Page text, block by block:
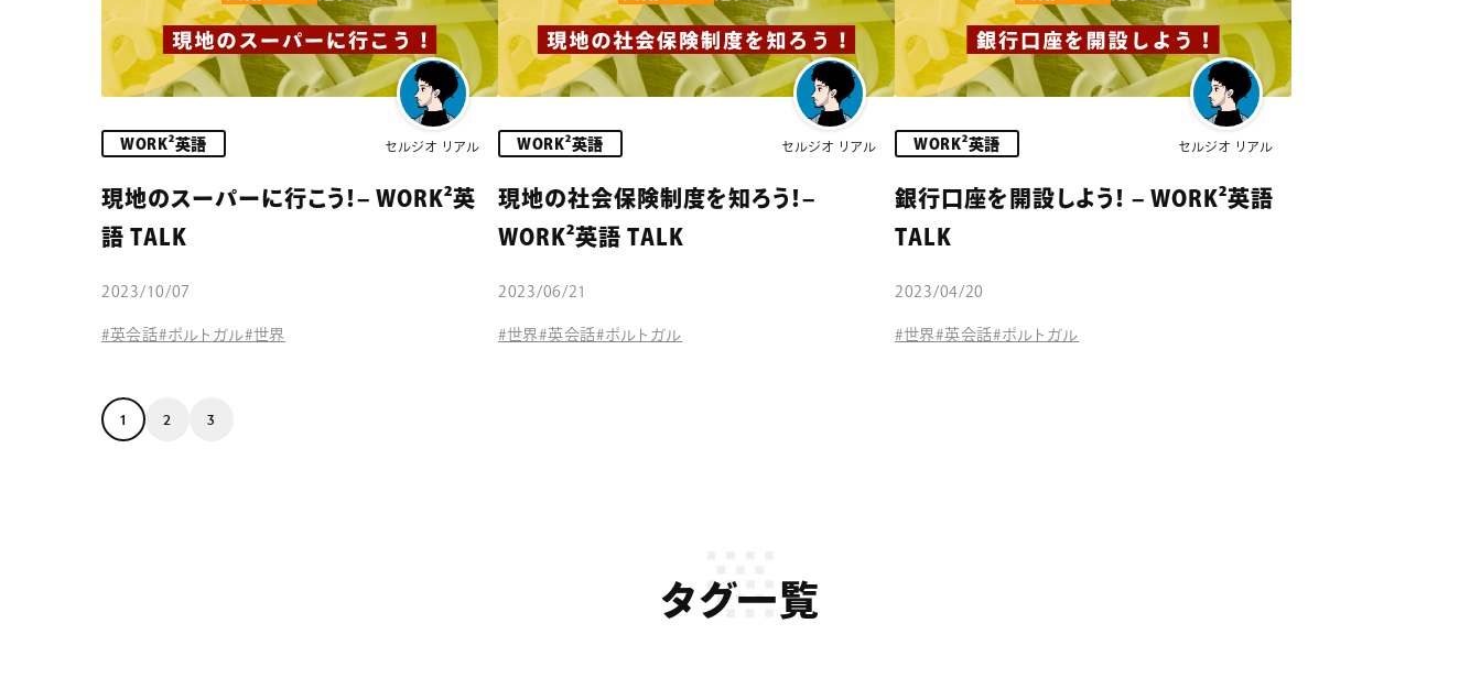
セルジオ リアル
WORK²英語
現地のスーパーに行こう！– WORK²英
語 TALK
2023/10/07
#英会話#ポルトガル#世界
セルジオ リアル
WORK²英語
現地の社会保険制度を知ろう！–
WORK²英語 TALK
2023/06/21
#世界#英会話#ポルトガル
セルジオ リアル
WORK²英語
銀行口座を開設しよう！ – WORK²英語
TALK
2023/04/20
#世界#英会話#ポルトガル
1 2 3
タグ一覧